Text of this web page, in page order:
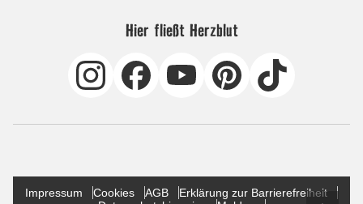
Hier fließt Herzblut
Impressum Cookies AGB
Erklärung zur Barrierefreiheit